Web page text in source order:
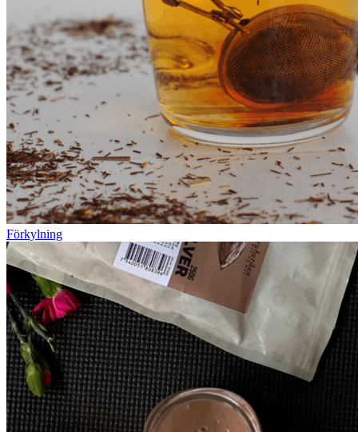
Förkylning